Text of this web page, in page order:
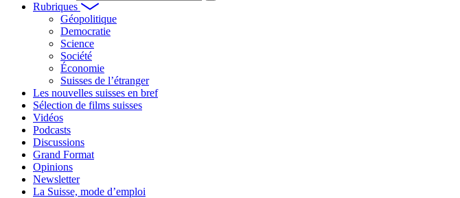
Rubriques
Géopolitique
Democratie
Science
Société
Économie
Suisses de l’étranger
Les nouvelles suisses en bref
Sélection de films suisses
Vidéos
Podcasts
Discussions
Grand Format
Opinions
Newsletter
La Suisse, mode d’emploi